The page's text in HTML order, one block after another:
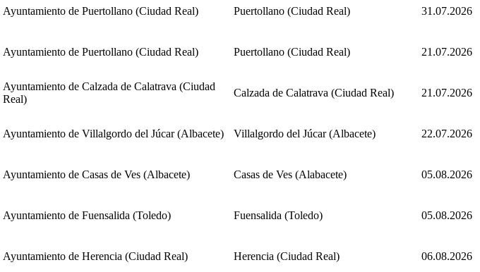
Ayuntamiento de Puertollano (Ciudad Real) Puertollano (Ciudad Real) 31.07.2026
Ayuntamiento de Puertollano (Ciudad Real) Puertollano (Ciudad Real) 21.07.2026
Ayuntamiento de Calzada de Calatrava (Ciudad
Real)
Calzada de Calatrava (Ciudad Real) 21.07.2026
Ayuntamiento de Villalgordo del Júcar (Albacete) Villalgordo del Júcar (Albacete) 22.07.2026
Ayuntamiento de Casas de Ves (Albacete) Casas de Ves (Alabacete) 05.08.2026
Ayuntamiento de Fuensalida (Toledo) Fuensalida (Toledo) 05.08.2026
Ayuntamiento de Herencia (Ciudad Real) Herencia (Ciudad Real) 06.08.2026